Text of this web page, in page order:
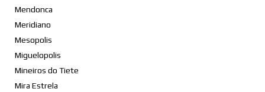
Mendonca
Meridiano
Mesopolis
Miguelopolis
Mineiros do Tiete
Mira Estrela